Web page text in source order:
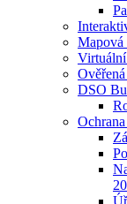
Mapová
DSO